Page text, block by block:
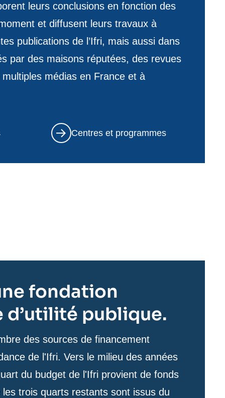
leurs conclusions en fonction des
et diffusent leurs travaux à
publications de l’Ifri, mais aussi dans
par des maisons réputées, des revues
médias en France et à
Centres et programmes
fondation
d’utilité publique.
des sources de financement
de l'Ifri. Vers le milieu des années
du budget de l'Ifri provient de fonds
trois quarts restants sont issus du